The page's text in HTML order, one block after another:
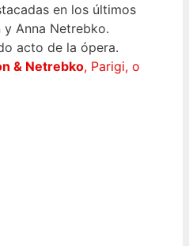
en los últimos
y Anna Netrebko.
acto de la ópera.
& Netrebko, Parigi, o